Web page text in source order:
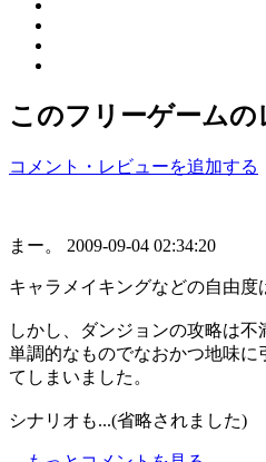
このフリーゲームの
コメント・レビューを追加する
まー。 2009-09-04 02:34:20
キャラメイキングなどの自由度
しかし、ダンジョンの攻略は不
単調的なものでなおかつ地味
てしまいました。
シナリオも...(省略されました)